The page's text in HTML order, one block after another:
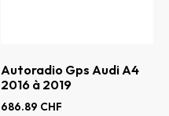
Autoradio Gps Audi A4
2016 à 2019
686.89 CHF